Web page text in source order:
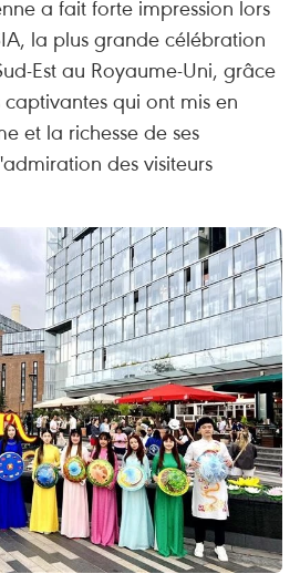
a fait forte impression lors
la plus grande célébration
Est au Royaume-Uni, grâce
qui ont mis en
et la richesse de ses
des visiteurs